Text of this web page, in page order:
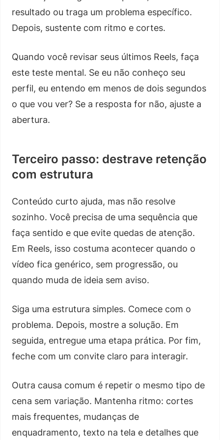
resultado ou traga um problema específico.
Depois, sustente com ritmo e cortes.
Quando você revisar seus últimos Reels, faça
este teste mental. Se eu não conheço seu
perfil, eu entendo em menos de dois segundos
o que vou ver? Se a resposta for não, ajuste a
abertura.
Terceiro passo: destrave retenção
com estrutura
Conteúdo curto ajuda, mas não resolve
sozinho. Você precisa de uma sequência que
faça sentido e que evite quedas de atenção.
Em Reels, isso costuma acontecer quando o
vídeo fica genérico, sem progressão, ou
quando muda de ideia sem aviso.
Siga uma estrutura simples. Comece com o
problema. Depois, mostre a solução. Em
seguida, entregue uma etapa prática. Por fim,
feche com um convite claro para interagir.
Outra causa comum é repetir o mesmo tipo de
cena sem variação. Mantenha ritmo: cortes
mais frequentes, mudanças de
enquadramento, texto na tela e detalhes que